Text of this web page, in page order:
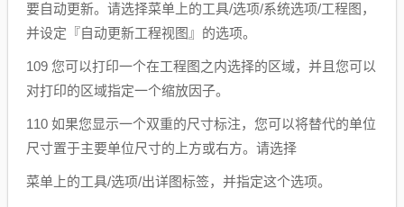
要自动更新。请选择菜单上的工具/选项/系统选项/工程图，
并设定『自动更新工程视图』的选项。
109 您可以打印一个在工程图之内选择的区域，并且您可以
对打印的区域指定一个缩放因子。
110 如果您显示一个双重的尺寸标注，您可以将替代的单位
尺寸置于主要单位尺寸的上方或右方。请选择
菜单上的工具/选项/出详图标签，并指定这个选项。